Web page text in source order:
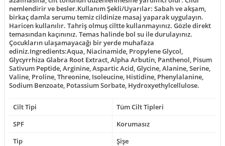
nemlendirir ve besler.Kullanım Şekli/Uyarılar: Sabah ve akşam,
birkaç damla serumu temiz cildinize masaj yaparak uygulayın.
Haricen kullanılır. Tahriş olmuş ciltte kullanmayınız. Gözle direkt
temasından kaçınınız. Temas halinde bol su ile durulayınız.
Çocukların ulaşamayacağı bir yerde muhafaza
ediniz.Ingredients:Aqua, Niacinamide, Propylene Glycol,
Glycyrrhiza Glabra Root Extract, Alpha Arbutin, Panthenol, Pisum
Sativum Peptide, Arginine, Aspartic Acid, Glycine, Alanine, Serine,
Valine, Proline, Threonine, Isoleucine, Histidine, Phenylalanine,
Sodium Benzoate, Potassium Sorbate, Hydroxyethylcellulose.
Cilt Tipi
Tüm Cilt Tipleri
SPF
Korumasız
Tip
Şişe